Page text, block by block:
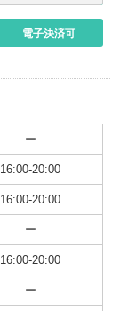
電子決済可
ー
16:00-20:00
16:00-20:00
ー
16:00-20:00
ー